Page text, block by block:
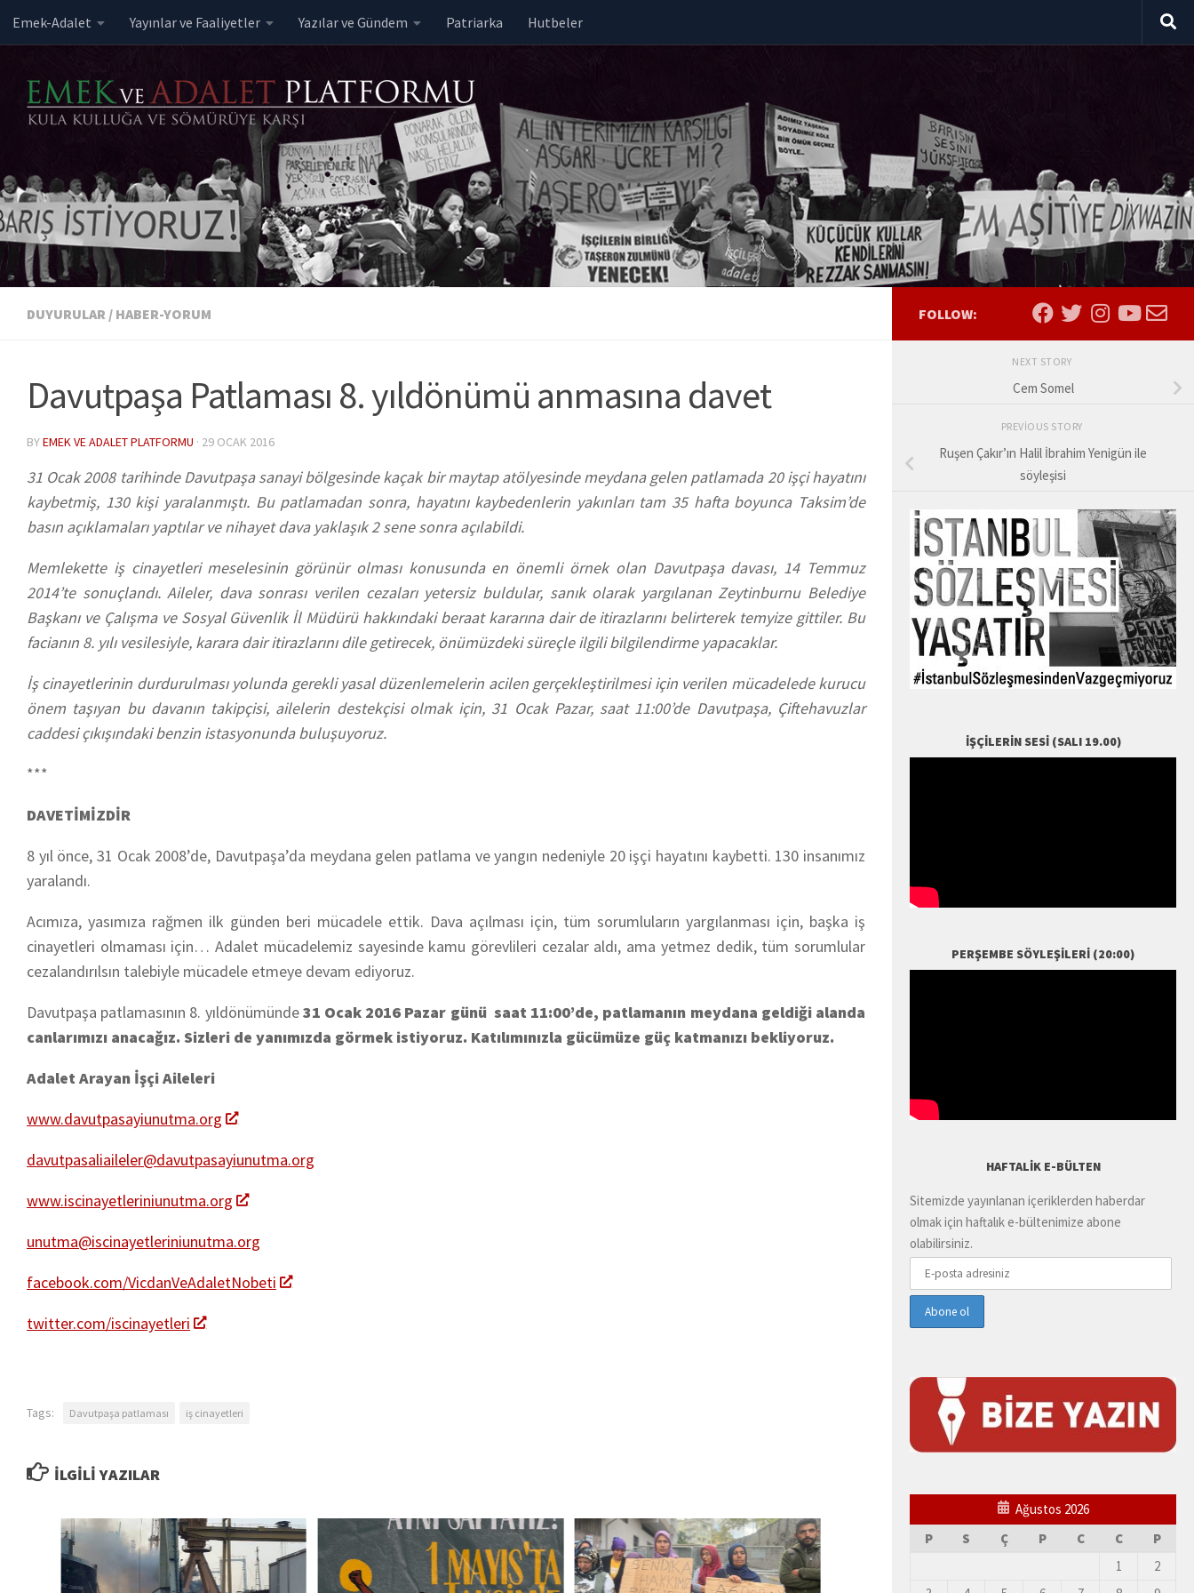
Skip to content
Emek-Adalet Yayınlar ve Faaliyetler Yazılar ve Gündem Patriarka Hutbeler
DUYURULAR / HABER-YORUM
Davutpaşa Patlaması 8. yıldönümü anmasına davet
BYEMEK VE ADALET PLATFORMU · 29 OCAK 2016
31 Ocak 2008 tarihinde Davutpaşa sanayi bölgesinde kaçak bir maytap atölyesinde meydana gelen patlamada 20 işçi hayatını
kaybetmiş, 130 kişi yaralanmıştı. Bu patlamadan sonra, hayatını kaybedenlerin yakınları tam 35 hafta boyunca Taksim’de
basın açıklamaları yaptılar ve nihayet dava yaklaşık 2 sene sonra açılabildi.
Memlekette iş cinayetleri meselesinin görünür olması konusunda en önemli örnek olan Davutpaşa davası, 14 Temmuz
2014’te sonuçlandı. Aileler, dava sonrası verilen cezaları yetersiz buldular, sanık olarak yargılanan Zeytinburnu Belediye
Başkanı ve Çalışma ve Sosyal Güvenlik İl Müdürü hakkındaki beraat kararına dair de itirazlarını belirterek temyize gittiler. Bu
facianın 8. yılı vesilesiyle, karara dair itirazlarını dile getirecek, önümüzdeki süreçle ilgili bilgilendirme yapacaklar.
İş cinayetlerinin durdurulması yolunda gerekli yasal düzenlemelerin acilen gerçekleştirilmesi için verilen mücadelede kurucu
önem taşıyan bu davanın takipçisi, ailelerin destekçisi olmak için, 31 Ocak Pazar, saat 11:00’de Davutpaşa, Çiftehavuzlar
caddesi çıkışındaki benzin istasyonunda buluşuyoruz.
***
DAVETİMİZDİR
8 yıl önce, 31 Ocak 2008’de, Davutpaşa’da meydana gelen patlama ve yangın nedeniyle 20 işçi hayatını kaybetti. 130 insanımız
yaralandı.
Acımıza, yasımıza rağmen ilk günden beri mücadele ettik. Dava açılması için, tüm sorumluların yargılanması için, başka iş
cinayetleri olmaması için… Adalet mücadelemiz sayesinde kamu görevlileri cezalar aldı, ama yetmez dedik, tüm sorumlular
cezalandırılsın talebiyle mücadele etmeye devam ediyoruz.
Davutpaşa patlamasının 8. yıldönümünde31 Ocak 2016 Pazar günü saat 11:00’de, patlamanın meydana geldiği alanda
canlarımızı anacağız. Sizleri de yanımızda görmek istiyoruz. Katılımınızla gücümüze güç katmanızı bekliyoruz.
Adalet Arayan İşçi Aileleri
www.davutpasayiunutma.org
davutpasaliaileler@davutpasayiunutma.org
www.iscinayetleriniunutma.org
unutma@iscinayetleriniunutma.org
facebook.com/VicdanVeAdaletNobeti
twitter.com/iscinayetleri
Tags: Davutpaşa patlaması iş cinayetleri
İLGILI YAZILAR
FOLLOW:
NEXT STORY
Cem Somel
PREVIOUS STORY
Ruşen Çakır’ın Halil İbrahim Yenigün ile
söyleşisi
İŞÇILERIN SESI (SALI 19.00)
PERŞEMBE SÖYLEŞILERI (20:00)
HAFTALIK E-BÜLTEN
Sitemizde yayınlanan içeriklerden haberdar
olmak için haftalık e-bültenimize abone
olabilirsiniz.
Ağustos 2026
P
S Ç P C C
P
1
2